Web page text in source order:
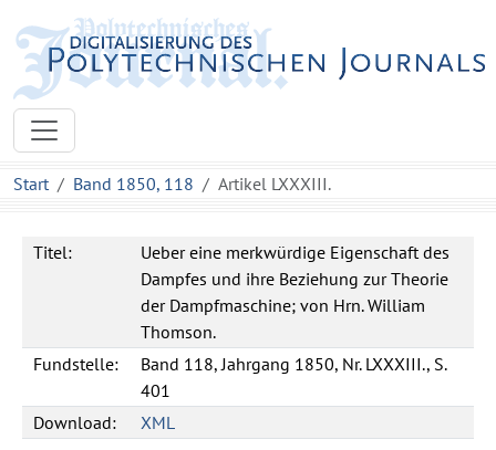
Start Band 1850, 118 Artikel LXXXIII.
Titel:
Ueber eine merkwürdige Eigenschaft des
Dampfes und ihre Beziehung zur Theorie
der Dampfmaschine; von Hrn. William
Thomson.
Fundstelle:
Band 118, Jahrgang 1850, Nr. LXXXIII., S.
401
Download:
XML